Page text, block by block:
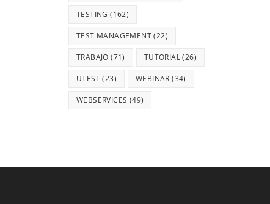
TESTING (162)
TEST MANAGEMENT(22)
TRABAJO (71) TUTORIAL(26)
UTEST(23) WEBINAR (34)
WEBSERVICES (49)